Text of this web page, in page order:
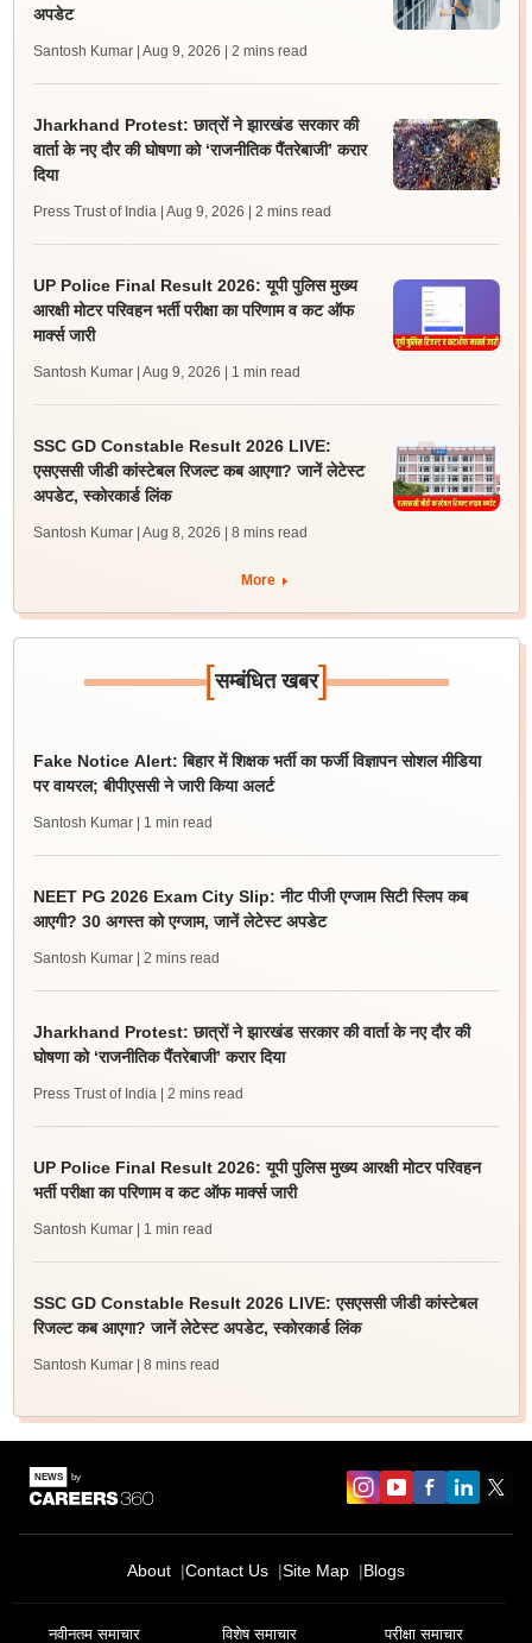
अपडेट
Santosh Kumar | Aug 9, 2026 | 2 mins read
Jharkhand Protest: छात्रों ने झारखंड सरकार की
वार्ता के नए दौर की घोषणा को ‘राजनीतिक पैंतरेबाजी’ करार
दिया
Press Trust of India | Aug 9, 2026 | 2 mins read
UP Police Final Result 2026: यूपी पुलिस मुख्य
आरक्षी मोटर परिवहन भर्ती परीक्षा का परिणाम व कट ऑफ
मार्क्स जारी
Santosh Kumar | Aug 9, 2026 | 1 min read
SSC GD Constable Result 2026 LIVE:
एसएससी जीडी कांस्टेबल रिजल्ट कब आएगा? जानें लेटेस्ट
अपडेट, स्कोरकार्ड लिंक
Santosh Kumar | Aug 8, 2026 | 8 mins read
More
[सम्बंधित खबर]
Fake Notice Alert: बिहार में शिक्षक भर्ती का फर्जी विज्ञापन सोशल मीडिया
पर वायरल; बीपीएससी ने जारी किया अलर्ट
Santosh Kumar | 1 min read
NEET PG 2026 Exam City Slip: नीट पीजी एग्जाम सिटी स्लिप कब
आएगी? 30 अगस्त को एग्जाम, जानें लेटेस्ट अपडेट
Santosh Kumar | 2 mins read
Jharkhand Protest: छात्रों ने झारखंड सरकार की वार्ता के नए दौर की
घोषणा को ‘राजनीतिक पैंतरेबाजी’ करार दिया
Press Trust of India | 2 mins read
UP Police Final Result 2026: यूपी पुलिस मुख्य आरक्षी मोटर परिवहन
भर्ती परीक्षा का परिणाम व कट ऑफ मार्क्स जारी
Santosh Kumar | 1 min read
SSC GD Constable Result 2026 LIVE: एसएससी जीडी कांस्टेबल
रिजल्ट कब आएगा? जानें लेटेस्ट अपडेट, स्कोरकार्ड लिंक
Santosh Kumar | 8 mins read
About Contact Us Site Map Blogs
नवीनतम समाचार विशेष समाचार परीक्षा समाचार